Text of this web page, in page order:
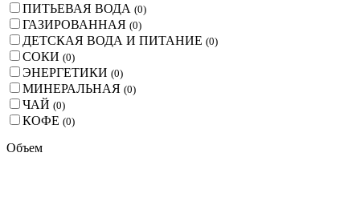
ПИТЬЕВАЯ ВОДА (0)
ГАЗИРОВАННАЯ (0)
ДЕТСКАЯ ВОДА И ПИТАНИЕ (0)
СОКИ (0)
ЭНЕРГЕТИКИ (0)
МИНЕРАЛЬНАЯ (0)
ЧАЙ (0)
КОФЕ (0)
Объем